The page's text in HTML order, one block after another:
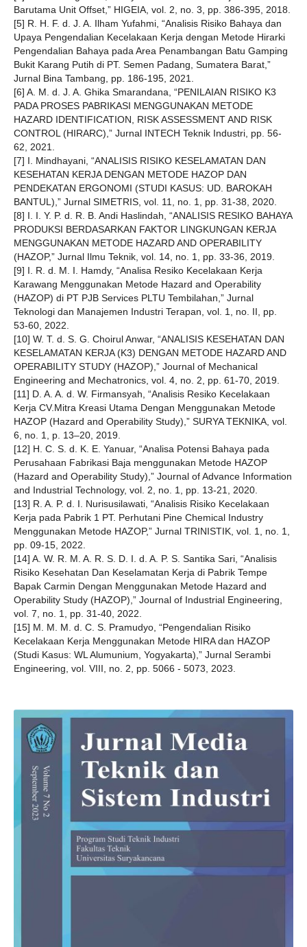
Barutama Unit Offset,” HIGEIA, vol. 2, no. 3, pp. 386-395, 2018.
[5] R. H. F. d. J. A. Ilham Yufahmi, “Analisis Risiko Bahaya dan
Upaya Pengendalian Kecelakaan Kerja dengan Metode Hirarki
Pengendalian Bahaya pada Area Penambangan Batu Gamping
Bukit Karang Putih di PT. Semen Padang, Sumatera Barat,”
Jurnal Bina Tambang, pp. 186-195, 2021.
[6] A. M. d. J. A. Ghika Smarandana, “PENILAIAN RISIKO K3
PADA PROSES PABRIKASI MENGGUNAKAN METODE
HAZARD IDENTIFICATION, RISK ASSESSMENT AND RISK
CONTROL (HIRARC),” Jurnal INTECH Teknik Industri, pp. 56-
62, 2021.
[7] I. Mindhayani, “ANALISIS RISIKO KESELAMATAN DAN
KESEHATAN KERJA DENGAN METODE HAZOP DAN
PENDEKATAN ERGONOMI (STUDI KASUS: UD. BAROKAH
BANTUL),” Jurnal SIMETRIS, vol. 11, no. 1, pp. 31-38, 2020.
[8] I. I. Y. P. d. R. B. Andi Haslindah, “ANALISIS RESIKO BAHAYA
PRODUKSI BERDASARKAN FAKTOR LINGKUNGAN KERJA
MENGGUNAKAN METODE HAZARD AND OPERABILITY
(HAZOP,” Jurnal Ilmu Teknik, vol. 14, no. 1, pp. 33-36, 2019.
[9] I. R. d. M. I. Hamdy, “Analisa Resiko Kecelakaan Kerja
Karawang Menggunakan Metode Hazard and Operability
(HAZOP) di PT PJB Services PLTU Tembilahan,” Jurnal
Teknologi dan Manajemen Industri Terapan, vol. 1, no. II, pp.
53-60, 2022.
[10] W. T. d. S. G. Choirul Anwar, “ANALISIS KESEHATAN DAN
KESELAMATAN KERJA (K3) DENGAN METODE HAZARD AND
OPERABILITY STUDY (HAZOP),” Journal of Mechanical
Engineering and Mechatronics, vol. 4, no. 2, pp. 61-70, 2019.
[11] D. A. A. d. W. Firmansyah, “Analisis Resiko Kecelakaan
Kerja CV.Mitra Kreasi Utama Dengan Menggunakan Metode
HAZOP (Hazard and Operability Study),” SURYA TEKNIKA, vol.
6, no. 1, p. 13–20, 2019.
[12] H. C. S. d. K. E. Yanuar, “Analisa Potensi Bahaya pada
Perusahaan Fabrikasi Baja menggunakan Metode HAZOP
(Hazard and Operability Study),” Journal of Advance Information
and Industrial Technology, vol. 2, no. 1, pp. 13-21, 2020.
[13] R. A. P. d. I. Nurisusilawati, “Analisis Risiko Kecelakaan
Kerja pada Pabrik 1 PT. Perhutani Pine Chemical Industry
Menggunakan Metode HAZOP,” Jurnal TRINISTIK, vol. 1, no. 1,
pp. 09-15, 2022.
[14] A. W. R. M. A. R. S. D. I. d. A. P. S. Santika Sari, “Analisis
Risiko Kesehatan Dan Keselamatan Kerja di Pabrik Tempe
Bapak Carmin Dengan Menggunakan Metode Hazard and
Operability Study (HAZOP),” Journal of Industrial Engineering,
vol. 7, no. 1, pp. 31-40, 2022.
[15] M. M. M. d. C. S. Pramudyo, “Pengendalian Risiko
Kecelakaan Kerja Menggunakan Metode HIRA dan HAZOP
(Studi Kasus: WL Alumunium, Yogyakarta),” Jurnal Serambi
Engineering, vol. VIII, no. 2, pp. 5066 - 5073, 2023.